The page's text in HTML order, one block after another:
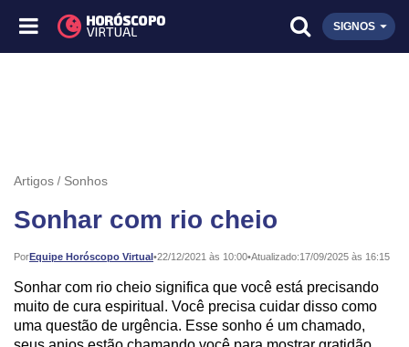
SIGNOS
Artigos Sonhos
Sonhar com rio cheio
PorEquipe Horóscopo Virtual•
Publicado: 22/12/2021 às 10:00•Atualizado:17/09/2025 às 16:15
Sonhar com rio cheio significa que você está precisando
muito de cura espiritual. Você precisa cuidar disso como
uma questão de urgência. Esse sonho é um chamado,